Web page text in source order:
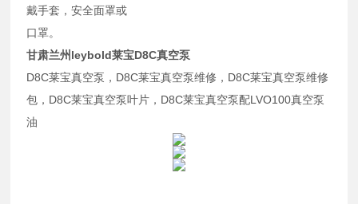
戴手套，安全面罩或
口罩。
甘肃兰州leybold莱宝D8C真空泵
D8C莱宝真空泵，D8C莱宝真空泵维修，D8C莱宝真空泵维修
包，D8C莱宝真空泵叶片，D8C莱宝真空泵配LVO100真空泵
油